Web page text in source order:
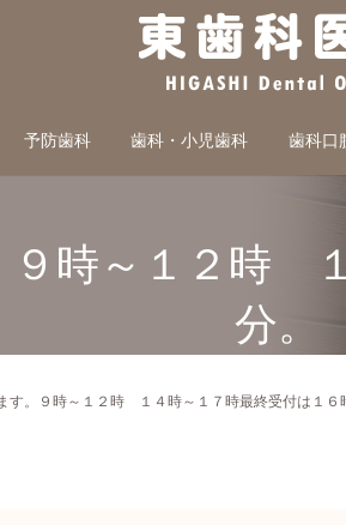
予防歯科 歯科・小児歯科 歯科口
９時～１２時
分。
す。９時～１２時 １４時～１７時最終受付は１６